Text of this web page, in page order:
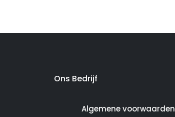
Ons Bedrijf
Algemene voorwaarden